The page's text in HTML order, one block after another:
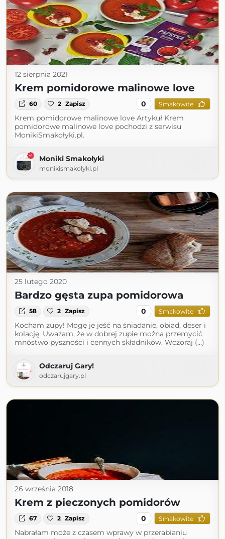
12 sierpnia 2021
Krem pomidorowe malinowe love
60 2 Zapisz 0 Smakowite
Krem pomidorowe malinowe love Artykuł Krem
pomidorowe malinowe love pochodzi z serwisu
MonikiSmakołyki.pl.
Moniki Smakołyki
monikismakolyki.pl
25 lutego 2020
Bardzo gęsta zupa pomidorowa
58 2 Zapisz 0 Smakowite
Kocham zupy! Mogę je jeść na śniadanie, obiad, deser i
kolację. Uważam, że w dobrej zupie można przemycić
mnóstwo pyszności i cennych składników. Wczoraj (...)
Odczaruj Gary!
odczarujgary.pl
26 września 2018
Krem z pieczonych pomidorów
67 2 Zapisz 0 Smakowite
Nabrałam może z czasem wprawy w przerabianiu